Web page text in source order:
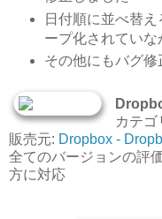
日付順に並べ替
ープ化されてい
その他にもバグ
カテゴ
販売元: Dropbox -
全てのバージョンの評
方に対応